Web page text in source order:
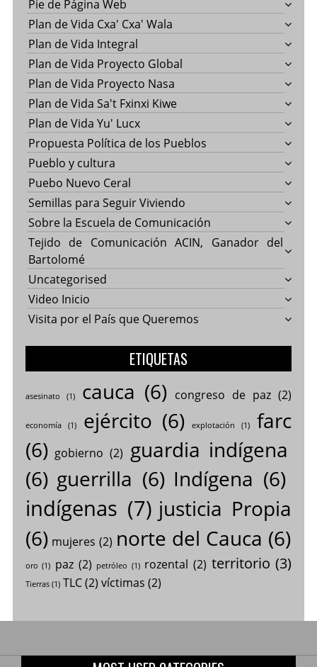
Pie de Página Web
Plan de Vida Cxa' Cxa' Wala
Plan de Vida Integral
Plan de Vida Proyecto Global
Plan de Vida Proyecto Nasa
Plan de Vida Sa't Fxinxi Kiwe
Plan de Vida Yu' Lucx
Propuesta Política de los Pueblos
Pueblo y cultura
Puebo Nuevo Ceral
Semillas para Seguir Viviendo
Sobre la Escuela de Comunicación
Tejido de Comunicación ACIN, Ganador del
Bartolomé
Uncategorised
Video Inicio
Visita por el País que Queremos
ETIQUETAS
asesinato (1) cauca (6) congreso de paz(2)
economía(1) ejército (6) explotación (1)
farc
(6) gobierno (2) guardia indígena
(6) guerrilla (6) Indígena (6)
indígenas (7) justicia Propia
(6) mujeres (2) norte del Cauca (6)
oro (1) paz (2) petróleo (1) rozental (2) territorio (3)
Tierras(1) TLC(2) víctimas (2)